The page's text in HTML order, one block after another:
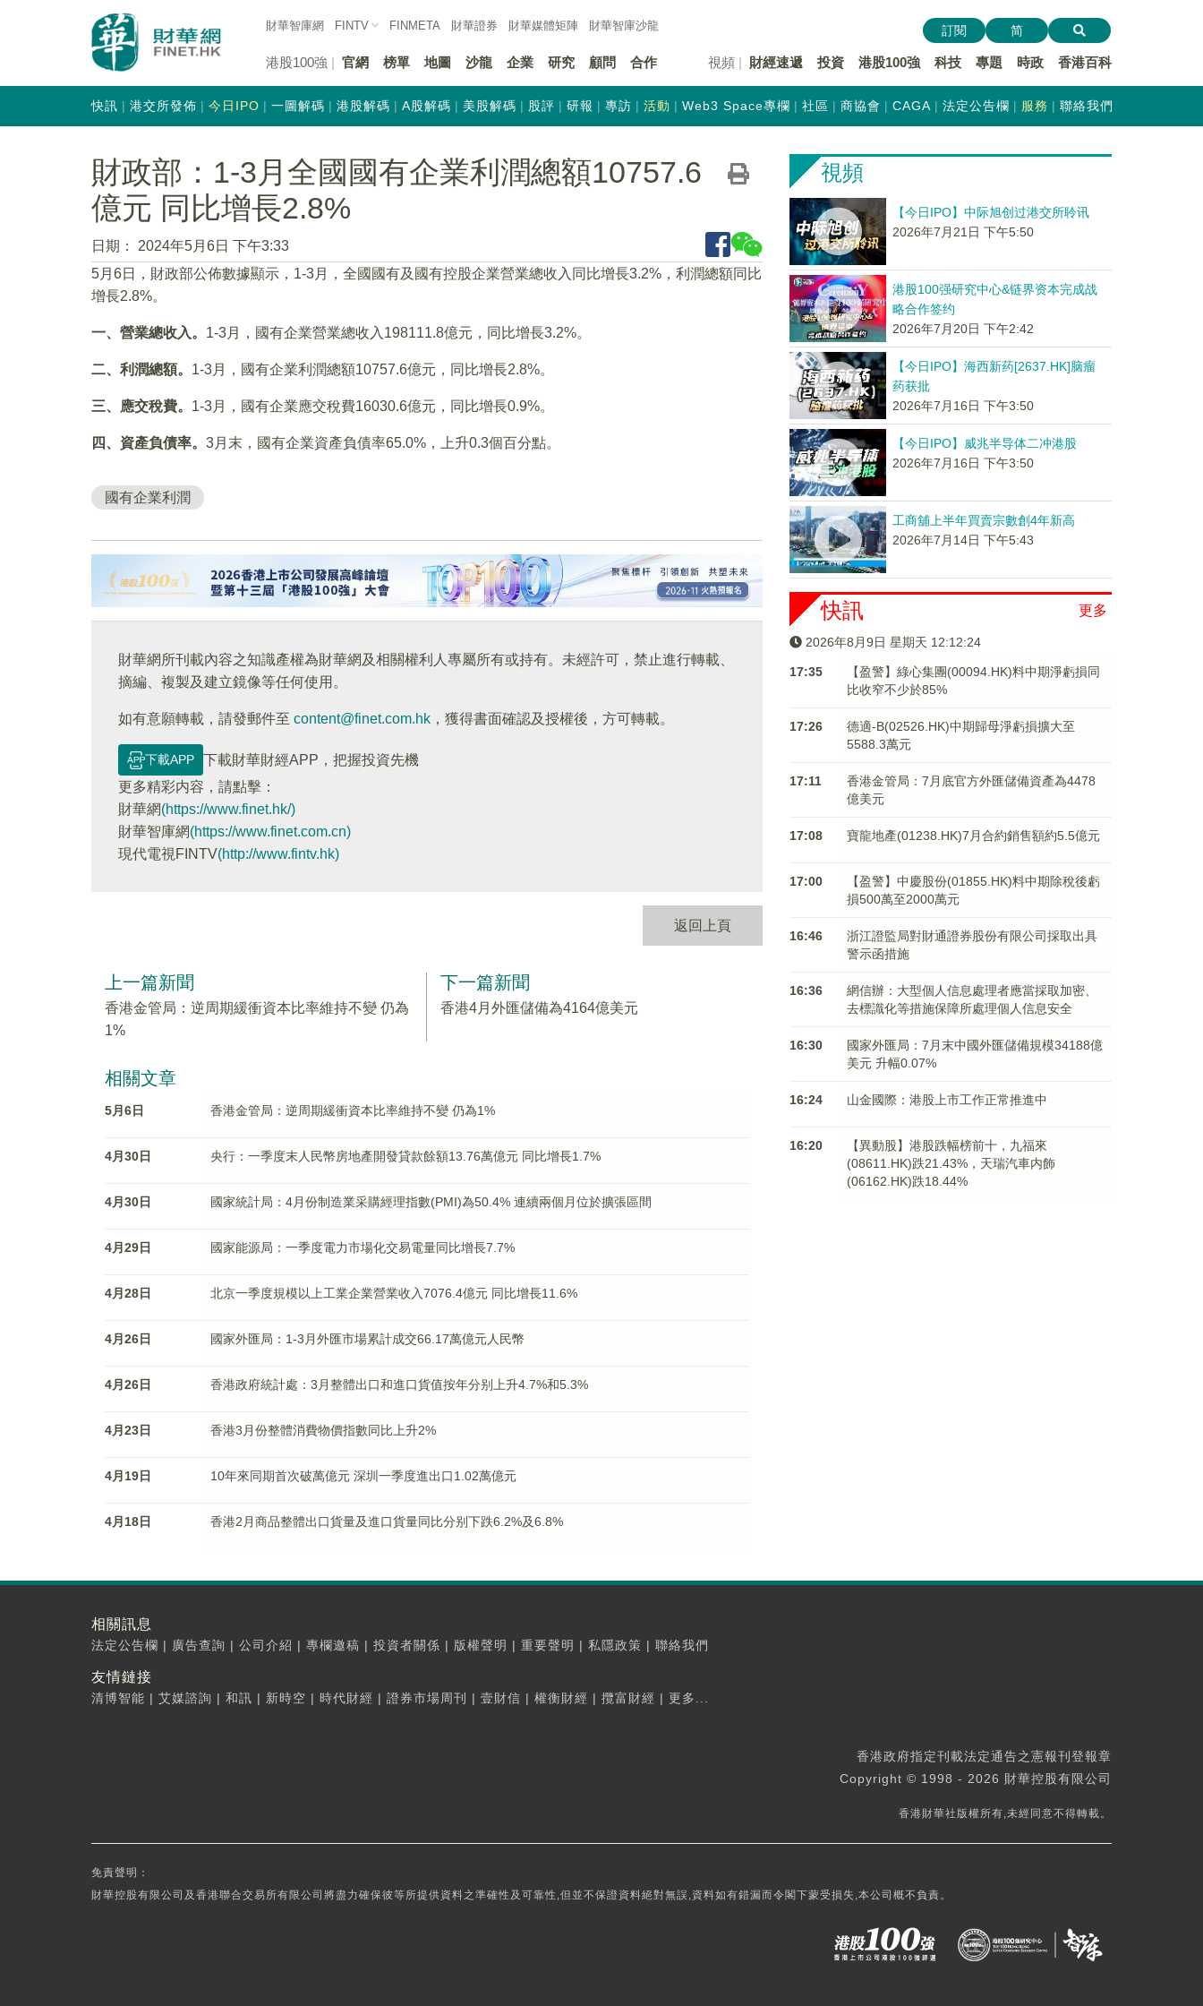
財華智庫網 FINTV FINMETA 財華證券 財華媒體矩陣 財華智庫沙龍
港股100強 官網 榜單 地圖 沙龍 企業 研究 顧問 合作 視頻 財經速遞 投資 港股100強 科技 專題 時政 香港百科
訂閱 简
快訊 港交所發佈 今日IPO 一圖解碼 港股解碼 A股解碼 美股解碼 股評 研報 專訪 活動 Web3 Space專欄 社區 商協會 CAGA 法定公告欄 服務 聯絡我們
財政部：1-3月全國國有企業利潤總額10757.6
億元 同比增長2.8%
日期：
2024年5月6日 下午3:33
5月6日，財政部公佈數據顯示，1-3月，全國國有及國有控股企業營業總收入同比增長3.2%，利潤總額同比
增長2.8%。
一、營業總收入。 1-3月，國有企業營業總收入198111.8億元，同比增長3.2%。
二、利潤總額。 1-3月，國有企業利潤總額10757.6億元，同比增長2.8%。
三、應交稅費。 1-3月，國有企業應交稅費16030.6億元，同比增長0.9%。
四、資產負債率。 3月末，國有企業資產負債率65.0%，上升0.3個百分點。
國有企業利潤
財華網所刊載內容之知識產權為財華網及相關權利人專屬所有或持有。未經許可，禁止進行轉載、
摘編、複製及建立鏡像等任何使用。
如有意願轉載，請發郵件至 content@finet.com.hk ，獲得書面確認及授權後，方可轉載。
下載APP
下載財華財經APP，把握投資先機
更多精彩内容，請點擊：
財華網(https://www.finet.hk/)
財華智庫網(https://www.finet.com.cn)
現代電視FINTV(http://www.fintv.hk)
返回上頁
上一篇新聞
香港金管局：逆周期緩衝資本比率維持不變 仍為
1%
下一篇新聞
香港4月外匯儲備為4164億美元
相關文章
5月6日 香港金管局：逆周期緩衝資本比率維持不變 仍為1%
4月30日 央行：一季度末人民幣房地產開發貸款餘額13.76萬億元 同比增長1.7%
4月30日 國家統計局：4月份制造業采購經理指數(PMI)為50.4% 連續兩個月位於擴張區間
4月29日 國家能源局：一季度電力市場化交易電量同比增長7.7%
4月28日 北京一季度規模以上工業企業營業收入7076.4億元 同比增長11.6%
4月26日 國家外匯局：1-3月外匯市場累計成交66.17萬億元人民幣
4月26日 香港政府統計處：3月整體出口和進口貨值按年分别上升4.7%和5.3%
4月23日 香港3月份整體消費物價指數同比上升2%
4月19日 10年來同期首次破萬億元 深圳一季度進出口1.02萬億元
4月18日 香港2月商品整體出口貨量及進口貨量同比分别下跌6.2%及6.8%
視頻
【今日IPO】中际旭创过港交所聆讯
2026年7月21日 下午5:50
港股100强研究中心&链界资本完成战
略合作签约
2026年7月20日 下午2:42
【今日IPO】海西新药[2637.HK]脑瘤
药获批
2026年7月16日 下午3:50
【今日IPO】威兆半导体二冲港股
2026年7月16日 下午3:50
工商舖上半年買賣宗數創4年新高
2026年7月14日 下午5:43
更多
快訊
2026年8月9日 星期天 12:12:25
17:35
【盈警】綠心集團(00094.HK)料中期淨虧損同
比收窄不少於85%
17:26
德適-B(02526.HK)中期歸母淨虧損擴大至
5588.3萬元
17:11
香港金管局：7月底官方外匯儲備資產為4478
億美元
17:08 寶龍地產(01238.HK)7月合約銷售額約5.5億元
17:00
【盈警】中慶股份(01855.HK)料中期除稅後虧
損500萬至2000萬元
16:46
浙江證監局對財通證券股份有限公司採取出具
警示函措施
16:36
網信辦：大型個人信息處理者應當採取加密、
去標識化等措施保障所處理個人信息安全
16:30
國家外匯局：7月末中國外匯儲備規模34188億
美元 升幅0.07%
16:24 山金國際：港股上市工作正常推進中
16:20
【異動股】港股跌幅榜前十，九福來
(08611.HK)跌21.43%，天瑞汽車内飾
(06162.HK)跌18.44%
相關訊息
法定公告欄 | 廣告查詢 | 公司介紹 | 專欄邀稿 | 投資者關係 | 版權聲明 | 重要聲明 | 私隱政策 | 聯絡我們
友情鏈接
清博智能 | 艾媒諮詢 | 和訊 | 新時空 | 時代財經 | 證券市場周刊 | 壹財信 | 權衡財經 | 攬富財經 | 更多...
香港政府指定刊載法定通告之憲報刊登報章
Copyright © 1998 - 2026 財華控股有限公司
香港財華社版權所有,未經同意不得轉載。
免責聲明：
財華控股有限公司及香港聯合交易所有限公司將盡力確保彼等所提供資料之準確性及可靠性,但並不保證資料絕對無誤,資料如有錯漏而令閣下蒙受損失,本公司概不負責。